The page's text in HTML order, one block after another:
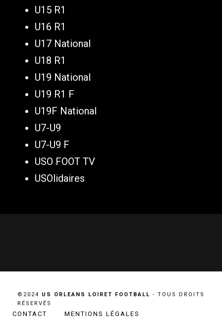
U15 R1
U16 R1
U17 National
U18 R1
U19 National
U19 R1 F
U19F National
U7-U9
U7-U9 F
USO FOOT TV
USOlidaires
©2024 US ORLEANS LOIRET FOOTBALL - TOUS DROITS
RÉSERVÉS
CONTACT MENTIONS LÉGALES